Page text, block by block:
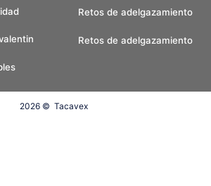
Retos de adelgazamiento
Retos de adelgazamiento
2026 © Tacavex